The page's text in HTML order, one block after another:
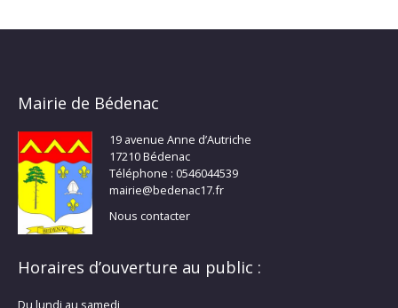
Mairie de Bédenac
19 avenue Anne d’Autriche
17210 Bédenac
Téléphone : 0546044539
mairie@bedenac17.fr
Nous contacter
Horaires d’ouverture au public :
Du lundi au samedi